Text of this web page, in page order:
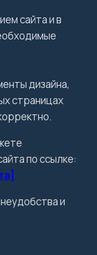
сайта и в
дизайна,
страницах
по ссылке:
и